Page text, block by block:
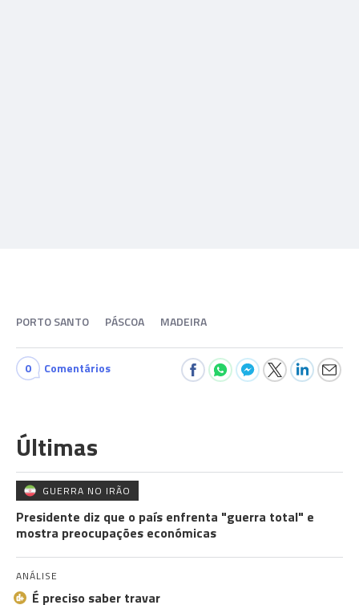
PORTO SANTO PÁSCOA MADEIRA
0 Comentários
Últimas
GUERRA NO IRÃO
Presidente diz que o país enfrenta "guerra total" e
mostra preocupações económicas
ANÁLISE
É preciso saber travar